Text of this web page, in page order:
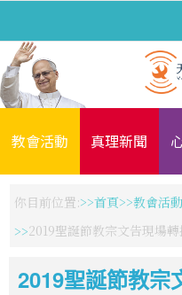
教會活動 真理新聞
你目前位置: 首頁 教會活動
2019聖誕節教宗文告現場轉
2019聖誕節教宗